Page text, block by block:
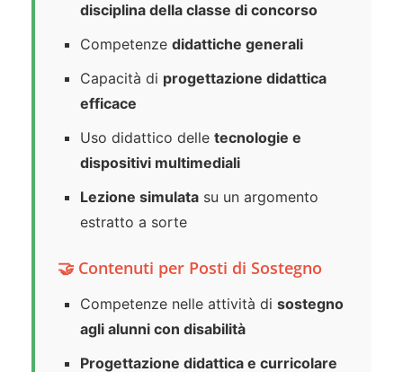
disciplina della classe di concorso
Competenze didattiche generali
Capacità di progettazione didattica
efficace
Uso didattico delle tecnologie e
dispositivi multimediali
Lezione simulata su un argomento
estratto a sorte
🤝 Contenuti per Posti di Sostegno
Competenze nelle attività di sostegno
agli alunni con disabilità
Progettazione didattica e curricolare